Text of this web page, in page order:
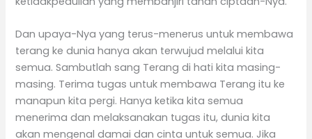
Dan upaya-Nya yang terus-menerus untuk membawa
terang ke dunia hanya akan terwujud melalui kita
semua. Sambutlah sang Terang di hati kita masing-
masing. Terima tugas untuk membawa Terang itu ke
manapun kita pergi. Hanya ketika kita semua
menerima dan melaksanakan tugas itu, dunia kita
akan mengenal damai dan cinta untuk semua. Jika